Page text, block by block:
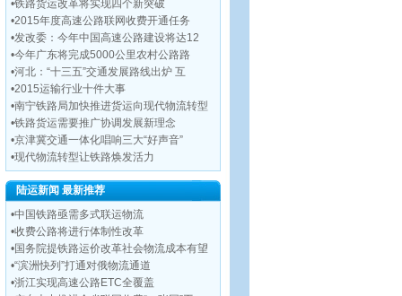
•铁路货运改革将实现四个新突破
•2015年度高速公路联网收费开通任务
•发改委：今年中国高速公路建设将达12
•今年广东将完成5000公里农村公路路
•河北：“十三五”交通发展路线出炉 互
•2015运输行业十件大事
•南宁铁路局加快推进货运向现代物流转型
•铁路货运需要推广协调发展新理念
•京津冀交通一体化唱响三大“好声音”
•现代物流转型让铁路焕发活力
陆运新闻 最新推荐
•中国铁路亟需多式联运物流
•收费公路将进行体制性改革
•国务院提铁路运价改革社会物流成本有望
•“滨洲快列”打通对俄物流通道
•浙江实现高速公路ETC全覆盖